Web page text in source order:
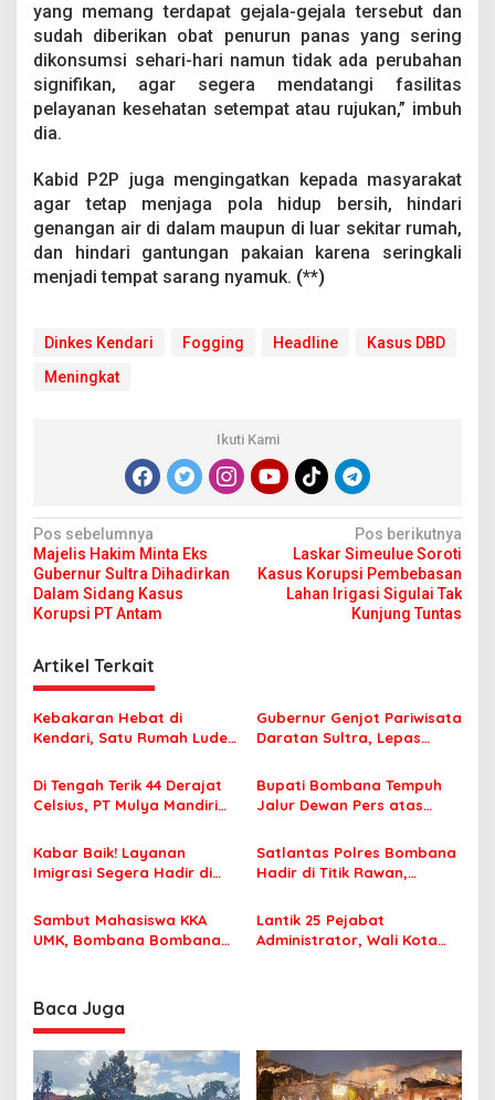
yang memang terdapat gejala-gejala tersebut dan
sudah diberikan obat penurun panas yang sering
dikonsumsi sehari-hari namun tidak ada perubahan
signifikan, agar segera mendatangi fasilitas
pelayanan kesehatan setempat atau rujukan,” imbuh
dia.
Kabid P2P juga mengingatkan kepada masyarakat
agar tetap menjaga pola hidup bersih, hindari
genangan air di dalam maupun di luar sekitar rumah,
dan hindari gantungan pakaian karena seringkali
menjadi tempat sarang nyamuk. (**)
Dinkes Kendari Fogging Headline
Kasus DBD
Meningkat
Ikuti Kami
N
a
v
g
a
s
p
o
s
Pos sebelumnya
Majelis Hakim Minta Eks
Gubernur Sultra Dihadirkan
Dalam Sidang Kasus
Korupsi PT Antam
Pos berikutnya
Laskar Simeulue Soroti
Kasus Korupsi Pembebasan
Lahan Irigasi Sigulai Tak
Kunjung Tuntas
Artikel Terkait
Kebakaran Hebat di
Kendari, Satu Rumah Ludes
Gubernur Genjot Pariwisata
Daratan Sultra, Lepas
Tiga Kabupaten Unggulan
Di Tengah Terik 44 Derajat
Celsius, PT Mulya Mandiri
Jamaah Tetap Sehat dan
Nyaman Beribadah
Bupati Bombana Tempuh
Jalur Dewan Pers atas
Korupsi Jembatan Cirauci II
Kabar Baik! Layanan
Imigrasi Segera Hadir di
Perlu Lagi ke Kendari
Satlantas Polres Bombana
Hadir di Titik Rawan,
Sekolah dengan Aman
Sambut Mahasiswa KKA
UMK, Bombana Bombana
Lantik 25 Pejabat
Administrator, Wali Kota
Baca Juga